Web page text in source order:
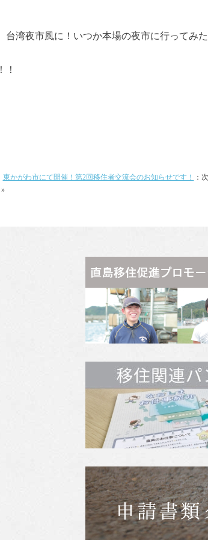
湾夜市風に！いつか本場の夜市に行ってみた
！
東かがわ市にて開催！第2回移住者交流会のお知らせです！
：次